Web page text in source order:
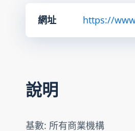
網址 https://
說明
基數: 所有商業機構